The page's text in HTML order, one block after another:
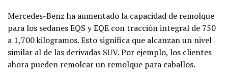
Mercedes-Benz ha aumentado la capacidad de remolque
para los sedanes EQS y EQE con tracción integral de 750
a 1,700 kilogramos. Esto significa que alcanzan un nivel
similar al de las derivadas SUV. Por ejemplo, los clientes
ahora pueden remolcar un remolque para caballos.